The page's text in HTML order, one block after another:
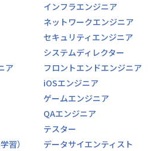
インフラエンジニア
ネットワークエンジニア
セキュリティエンジニア
システムディレクター
ア
フロントエンドエンジニア
iOSエンジニア
ゲームエンジニア
QAエンジニア
テスター
習）
データサイエンティスト